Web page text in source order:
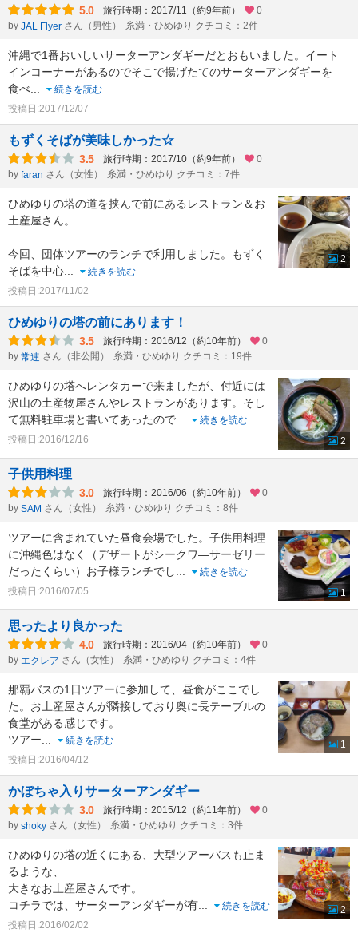
5.0 旅行時期：2017/11（約9年前）
0
by JAL Flyer さん（男性） 糸満・ひめゆり クチコミ：2件
沖縄で1番おいしいサーターアンダギーだとおもいました。イート
インコーナーがあるのでそこで揚げたてのサーターアンダギーを
食べ...
続きを読む
投稿日:2017/12/07
もずくそばが美味しかった☆
3.5 旅行時期：2017/10（約9年前）
0
by faran さん（女性） 糸満・ひめゆり クチコミ：7件
ひめゆりの塔の道を挟んで前にあるレストラン＆お
土産屋さん。
今回、団体ツアーのランチで利用しました。もずく
そばを中心...
続きを読む
投稿日:2017/11/02
2
ひめゆりの塔の前にあります！
3.5 旅行時期：2016/12（約10年前）
0
by 常連 さん（非公開） 糸満・ひめゆり クチコミ：19件
ひめゆりの塔へレンタカーで来ましたが、付近には
沢山の土産物屋さんやレストランがあります。そし
て無料駐車場と書いてあったので...
続きを読む
投稿日:2016/12/16
2
子供用料理
3.0 旅行時期：2016/06（約10年前）
0
by SAM さん（女性） 糸満・ひめゆり クチコミ：8件
ツアーに含まれていた昼食会場でした。子供用料理
に沖縄色はなく（デザートがシークワ―サーゼリー
だったくらい）お子様ランチでし...
続きを読む
投稿日:2016/07/05
1
思ったより良かった
4.0 旅行時期：2016/04（約10年前）
0
by エクレア さん（女性） 糸満・ひめゆり クチコミ：4件
那覇バスの1日ツアーに参加して、昼食がここでし
た。お土産屋さんが隣接しており奥に長テーブルの
食堂がある感じです。
ツアー...
続きを読む
投稿日:2016/04/12
1
かぼちゃ入りサーターアンダギー
3.0 旅行時期：2015/12（約11年前）
0
by shoky さん（女性） 糸満・ひめゆり クチコミ：3件
ひめゆりの塔の近くにある、大型ツアーバスも止ま
るような、
大きなお土産屋さんです。
コチラでは、サーターアンダギーが有...
続きを読む
投稿日:2016/02/02
2